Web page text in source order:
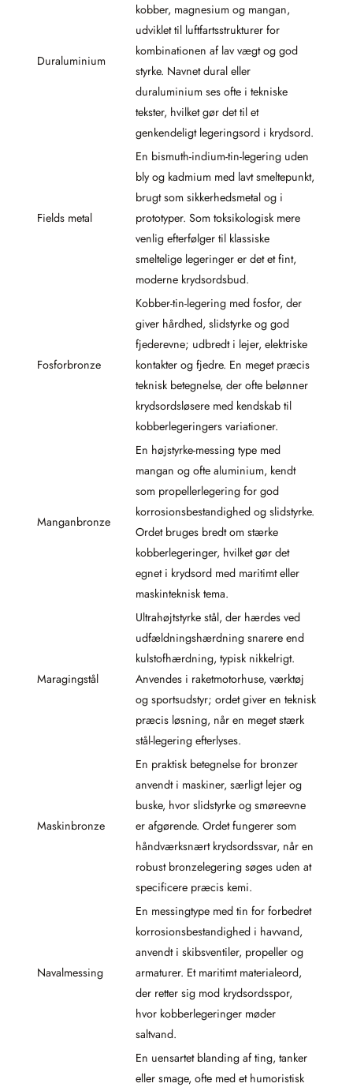
Duraluminium
kobber, magnesium og mangan,
udviklet til luftfartsstrukturer for
kombinationen af lav vægt og god
styrke. Navnet dural eller
duraluminium ses ofte i tekniske
tekster, hvilket gør det til et
genkendeligt legeringsord i krydsord.
Fields metal
En bismuth-indium-tin-legering uden
bly og kadmium med lavt smeltepunkt,
brugt som sikkerhedsmetal og i
prototyper. Som toksikologisk mere
venlig efterfølger til klassiske
smeltelige legeringer er det et fint,
moderne krydsordsbud.
Fosforbronze
Kobber-tin-legering med fosfor, der
giver hårdhed, slidstyrke og god
fjederevne; udbredt i lejer, elektriske
kontakter og fjedre. En meget præcis
teknisk betegnelse, der ofte belønner
krydsordsløsere med kendskab til
kobberlegeringers variationer.
Manganbronze
En højstyrke-messing type med
mangan og ofte aluminium, kendt
som propellerlegering for god
korrosionsbestandighed og slidstyrke.
Ordet bruges bredt om stærke
kobberlegeringer, hvilket gør det
egnet i krydsord med maritimt eller
maskinteknisk tema.
Maragingstål
Ultrahøjtstyrke stål, der hærdes ved
udfældningshærdning snarere end
kulstofhærdning, typisk nikkelrigt.
Anvendes i raketmotorhuse, værktøj
og sportsudstyr; ordet giver en teknisk
præcis løsning, når en meget stærk
stål-legering efterlyses.
Maskinbronze
En praktisk betegnelse for bronzer
anvendt i maskiner, særligt lejer og
buske, hvor slidstyrke og smøreevne
er afgørende. Ordet fungerer som
håndværksnært krydsordssvar, når en
robust bronzelegering søges uden at
specificere præcis kemi.
Navalmessing
En messingtype med tin for forbedret
korrosionsbestandighed i havvand,
anvendt i skibsventiler, propeller og
armaturer. Et maritimt materialeord,
der retter sig mod krydsordsspor,
hvor kobberlegeringer møder
saltvand.
En uensartet blanding af ting, tanker
eller smage, ofte med et humoristisk